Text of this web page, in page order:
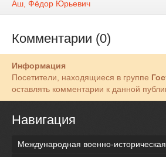
Аш, Фёдор Юрьевич
Комментарии (0)
Информация
Посетители, находящиеся в группе
оставлять комментарии к данной
Навигация
Международная военно-